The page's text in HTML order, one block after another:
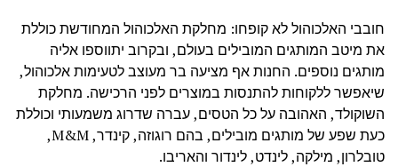
חובבי האלכוהול לא קופחו: מחלקת האלכוהול המחודשת כוללת
את מיטב המותגים המובילים בעולם, ובקרוב יתווספו אליה
מותגים נוספים. החנות אף מציעה בר מעוצב לטעימות אלכוהול,
שיאפשר ללקוחות להתנסות במוצרים לפני הרכישה. מחלקת
השוקולד, האהובה על כל הטסים, עברה שדרוג משמעותי וכוללת
כעת שפע של מותגים מובילים, בהם רוגוזה, קינדר, M&M,
טובלרון, מילקה, לינדט, לינדור והאריבו.